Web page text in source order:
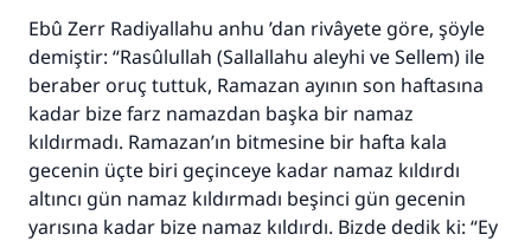
Ebû Zerr Radiyallahu anhu ’dan rivâyete göre, şöyle
demiştir: “Rasûlullah (Sallallahu aleyhi ve Sellem) ile
beraber oruç tuttuk, Ramazan ayının son haftasına
kadar bize farz namazdan başka bir namaz
kıldırmadı. Ramazan’ın bitmesine bir hafta kala
gecenin üçte biri geçinceye kadar namaz kıldırdı
altıncı gün namaz kıldırmadı beşinci gün gecenin
yarısına kadar bize namaz kıldırdı. Bizde dedik ki: “Ey